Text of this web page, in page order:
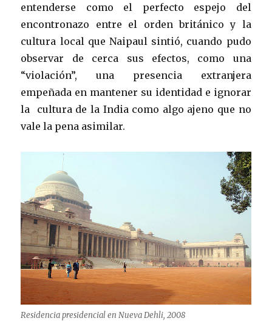
entenderse como el perfecto espejo del
encontronazo entre el orden británico y la
cultura local que Naipaul sintió, cuando pudo
observar de cerca sus efectos, como una
“violación”, una presencia extranjera
empeñada en mantener su identidad e ignorar
la cultura de la India como algo ajeno que no
vale la pena asimilar.
Residencia presidencial en Nueva Dehli, 2008